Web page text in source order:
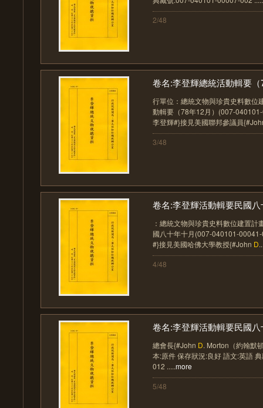
2/48
卷名:李登輝總統活動輯要（
行單位：總統文物與珍貴史料數位
動輯要（78年12月）(007-
李登輝#}接見美國聯邦參議員
3/48
卷名:李登輝活動輯要民國八
：總統文物與珍貴史料數位建置
國八十年十月(007-040101-
#}接見美國哈佛大學教授{#John D
4/48
卷名:李登輝活動輯要民國八
總會長{#John D. Morton（約翰默
本:原件 保存狀況:良好 語文:英語
012 .....more
5/48